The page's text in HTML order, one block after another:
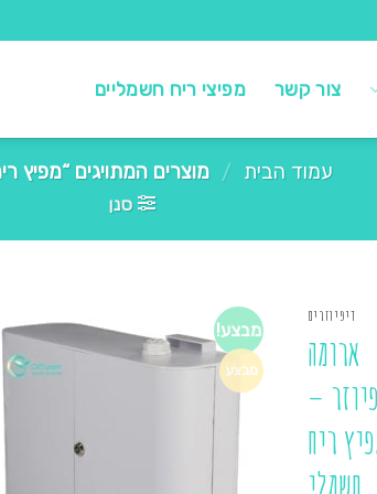
צור קשר מפיצי ריח חשמליים
עמוד הבית / מוצרים המתויגים “מפיץ
סנן
דיפיוזרים
ארומה
–
ריח
חשמלי
מבצע!
מבצע